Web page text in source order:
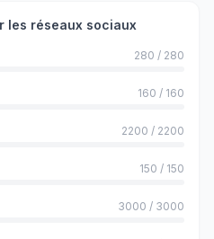
les réseaux sociaux
280 / 280
160 / 160
2200 / 2200
150 / 150
3000 / 3000